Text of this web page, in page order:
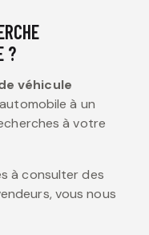
?
véhicule
à un
à votre
à consulter des
vous nous